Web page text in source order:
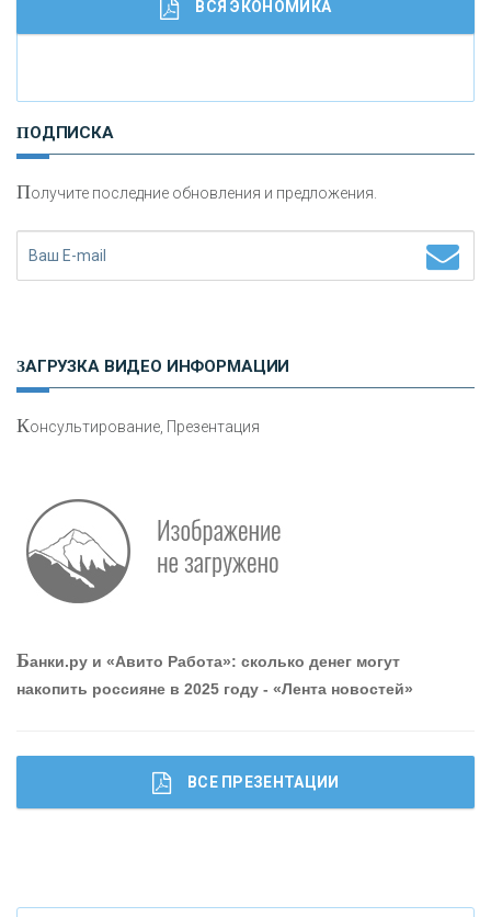
привлечь и удержать персонал - «Интервью»
И
сохранения и увеличения капитала
Что будет с наличными деньгами при цифровом
ВСЯ ЭКОНОМИКА
ПОДПИСКА
Получите последние обновления и предложения.
ЗАГРУЗКА ВИДЕО ИНФОРМАЦИИ
Консультирование, Презентация
Банки.ру и «Авито Работа»: сколько денег могут
накопить россияне в 2025 году - «Лента новостей»
ВСЕ ПРЕЗЕНТАЦИИ